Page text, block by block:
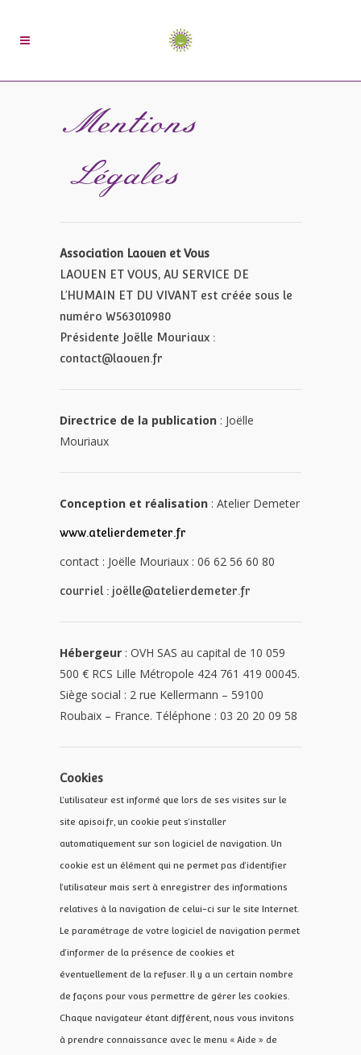
Mentions
Légales
Association Laouen et Vous
LAOUEN ET VOUS, AU SERVICE DE
L’HUMAIN ET DU VIVANT est créée sous le
numéro W563010980
Présidente Joëlle Mouriaux :
contact@laouen.fr
Directrice de la publication : Joëlle
Mouriaux
Conception et réalisation : Atelier Demeter
www.atelierdemeter.fr
contact : Joëlle Mouriaux : 06 62 56 60 80
courriel : joëlle@atelierdemeter.fr
Hébergeur : OVH SAS au capital de 10 059
500 € RCS Lille Métropole 424 761 419 00045.
Siège social : 2 rue Kellermann – 59100
Roubaix – France. Téléphone : 03 20 20 09 58
Cookies
L’utilisateur est informé que lors de ses visites sur le
site apisoi.fr, un cookie peut s’installer
automatiquement sur son logiciel de navigation. Un
cookie est un élément qui ne permet pas d’identifier
l’utilisateur mais sert à enregistrer des informations
relatives à la navigation de celui-ci sur le site Internet.
Le paramétrage de votre logiciel de navigation permet
d’informer de la présence de cookies et
éventuellement de la refuser. Il y a un certain nombre
de façons pour vous permettre de gérer les cookies.
Chaque navigateur étant différent, nous vous invitons
à prendre connaissance avec le menu « Aide » de